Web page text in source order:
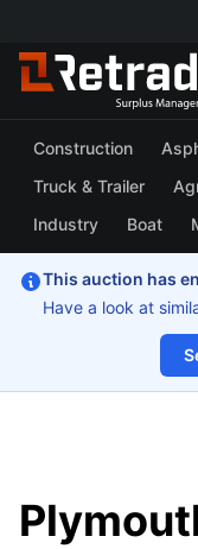
Construction
Truck & Trailer
Industry
Boat
This auction has
Have a look at